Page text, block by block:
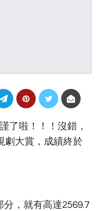
了啦！！！沒錯，
劇大賞，成績終於
，就有高達2569.7